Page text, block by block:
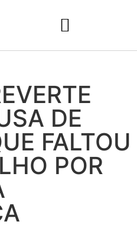
DE
FALTOU
POR